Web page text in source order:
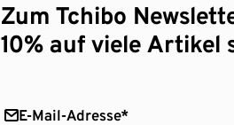
Zum Tchibo
10% auf viele Artikel
E-Mail-Adresse*